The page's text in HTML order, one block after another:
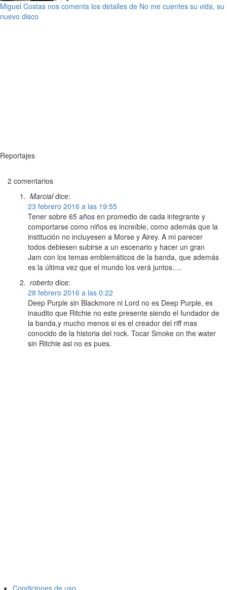
Miguel Costas nos comenta los detalles de No me cuentes su vida, su
nuevo disco
Reportajes
2 comentarios
Marcial dice:
23 febrero 2016 a las 19:55
Tener sobre 65 años en promedio de cada integrante y
comportarse como niños es increíble, como además que la
institución no incluyesen a Morse y Airey. A mi parecer
todos debiesen subirse a un escenario y hacer un gran
Jam con los temas emblemáticos de la banda, que además
es la última vez que el mundo los verá juntos….
roberto dice:
28 febrero 2016 a las 0:22
Deep Purple sin Blackmore ni Lord no es Deep Purple, es
inaudito que Ritchie no este presente siendo el fundador de
la banda,y mucho menos si es el creador del riff mas
conocido de la historia del rock. Tocar Smoke on the water
sin Ritchie asi no es pues.
Condiciones de uso